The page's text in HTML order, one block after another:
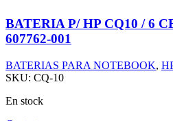
BATERIA P/ HP CQ10 / 6
607762-001
BATERIAS PARA NOTEBOOK,
SKU: CQ-10
En stock